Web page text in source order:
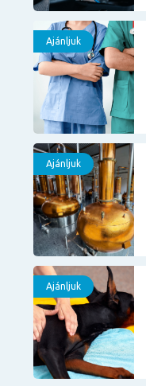
Ajánljuk
Ajánljuk
Ajánljuk